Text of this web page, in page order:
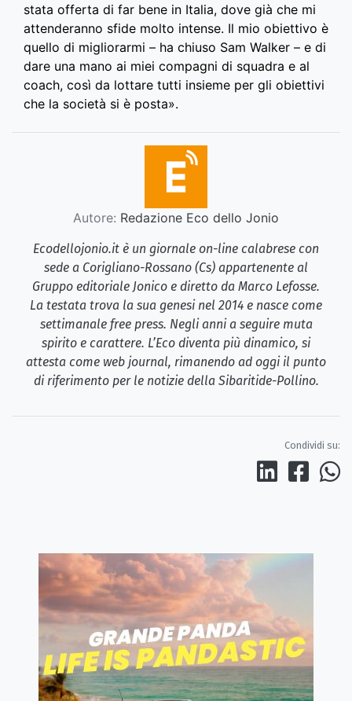
stata offerta di far bene in Italia, dove già che mi
attenderanno sfide molto intense. Il mio obiettivo è
quello di migliorarmi – ha chiuso Sam Walker – e di
dare una mano ai miei compagni di squadra e al
coach, così da lottare tutti insieme per gli obiettivi
che la società si è posta»­.
Autore: Redazione Eco dello Jonio
Ecodellojonio.it è un giornale on-line calabrese con
sede a Corigliano-Rossano (Cs) appartenente al
Gruppo editoriale Jonico e diretto da Marco Lefosse.
La testata trova la sua genesi nel 2014 e nasce come
settimanale free press. Negli anni a seguire muta
spirito e carattere. L’Eco diventa più dinamico, si
attesta come web journal, rimanendo ad oggi il punto
di riferimento per le notizie della Sibaritide-Pollino.
Condividi su: